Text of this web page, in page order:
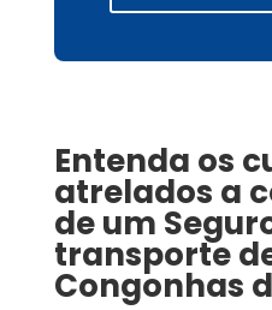
Entenda os
atrelados a
de um
transporte
Congonhas